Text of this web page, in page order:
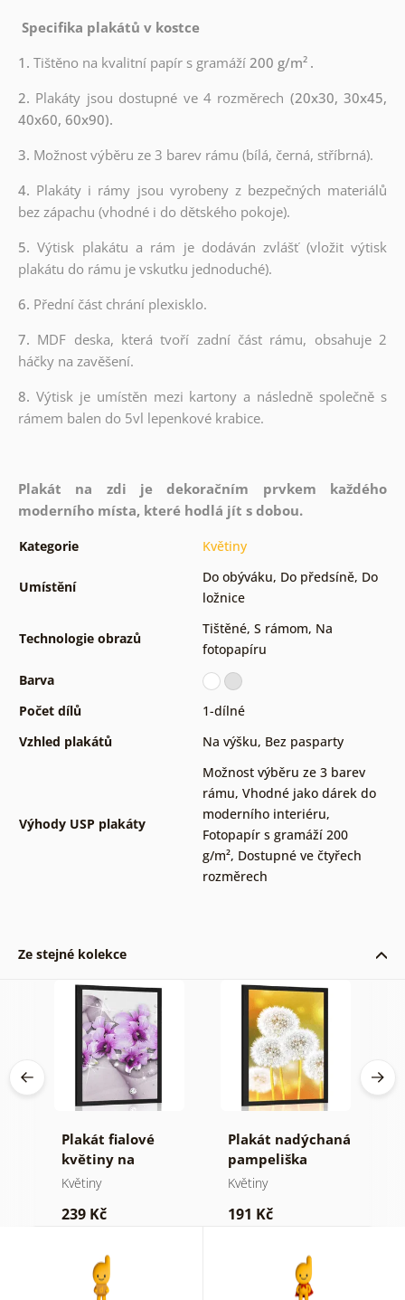
Specifika plakátů v kostce
1. Tištěno na kvalitní papír s gramáží200 g/m² .
2. Plakáty jsou dostupné ve 4 rozměrech (20x30, 30x45,
40x60, 60x90).
3. Možnost výběru ze 3 barev rámu (bílá, černá, stříbrná).
4. Plakáty i rámy jsou vyrobeny z bezpečných materiálů
bez zápachu (vhodné i do dětského pokoje).
5.Výtisk plakátu a rám je dodáván zvlášť (vložit výtisk
plakátu do rámu je vskutku jednoduché).
6. Přední část chrání plexisklo.
7. MDF deska, která tvoří zadní část rámu, obsahuje 2
háčky na zavěšení.
8. Výtisk je umístěn mezi kartony a následně společně s
rámem balen do 5vl lepenkové krabice.
Plakát na zdi je dekoračním prvkem každého
moderního místa, které hodlá jít s dobou.
Kategorie Květiny
Umístění
Do obýváku, Do předsíně, Do
ložnice
Technologie obrazů
Tištěné, S rámom, Na
fotopapíru
Barva
Počet dílů
1-dílné
Vzhled plakátů
Na výšku, Bez pasparty
Výhody USP plakáty
Možnost výběru ze 3 barev
rámu, Vhodné jako dárek do
moderního interiéru,
Fotopapír s gramáží 200
g/m², Dostupné ve čtyřech
rozměrech
Ze stejné kolekce
Plakát fialové
květiny na
abstraktním
Květiny
239 Kč
Plakát nadýchaná
pampeliška
Květiny
191 Kč